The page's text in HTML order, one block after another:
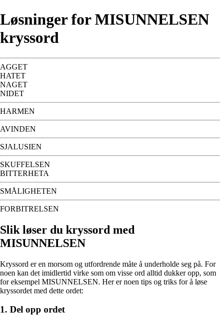
Løsninger for MISUNNELSEN
kryssord
AGGET
HATET
NAGET
NIDET
HARMEN
AVINDEN
SJALUSIEN
SKUFFELSEN
BITTERHETA
SMÅLIGHETEN
FORBITRELSEN
Slik løser du kryssord med
MISUNNELSEN
Kryssord er en morsom og utfordrende måte å underholde seg på. For
noen kan det imidlertid virke som om visse ord alltid dukker opp, som
for eksempel MISUNNELSEN. Her er noen tips og triks for å løse
kryssordet med dette ordet:
1. Del opp ordet